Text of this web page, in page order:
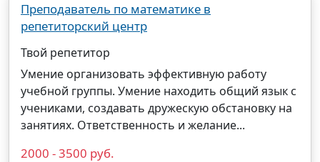
Преподаватель по математике в
репетиторский центр
Твой репетитор
Умение организовать эффективную работу
учебной группы. Умение находить общий язык с
учениками, создавать дружескую обстановку на
занятиях. Ответственность и желание...
2000 - 3500 руб.